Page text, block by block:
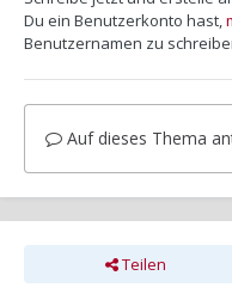
Du ein Benutzerkonto hast,
Benutzernamen zu
Auf dieses Thema
Teilen